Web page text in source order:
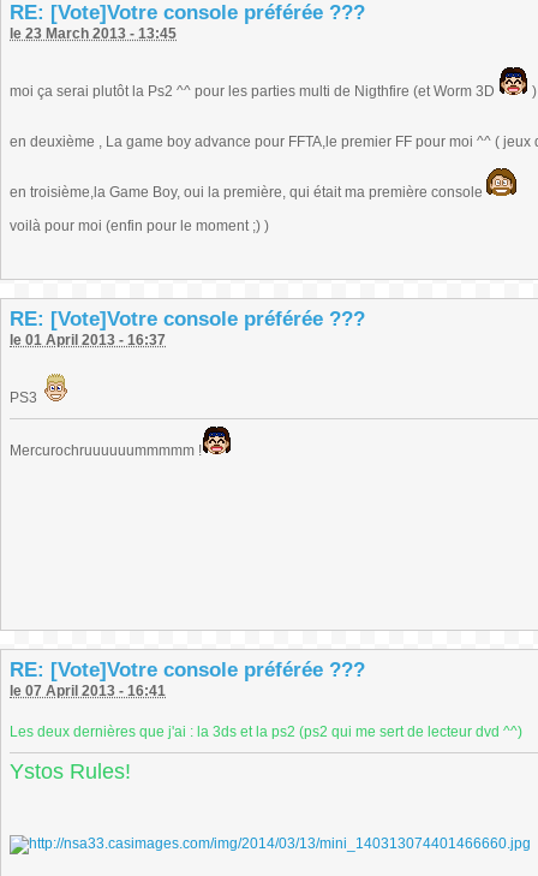
RE: [Vote]Votre console préférée ???
le 23 March 2013 - 13:45
moi ça serai plutôt la Ps2 ^^ pour les parties multi de Nigthfire (et Worm 3D )
en deuxième , La game boy advance pour FFTA,le premier FF pour moi ^^ (
en troisième,la Game Boy, oui la première, qui était ma première console
voilà pour moi (enfin pour le moment ;) )
RE: [Vote]Votre console préférée ???
le 01 April 2013 - 16:37
PS3
Mercurochruuuuuummmmm !
RE: [Vote]Votre console préférée ???
le 07 April 2013 - 16:41
Les deux dernières que j'ai : la 3ds et la ps2 (ps2 qui me sert de lecteur dvd ^^)
Ystos Rules!